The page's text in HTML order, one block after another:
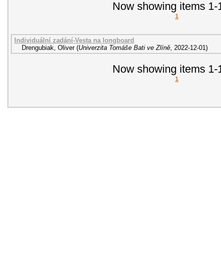
Now showing items 1-
1
Individuální zadání-Vesta na longboard
Drengubiak, Oliver (Univerzita Tomáše Bati ve Zlíně, 2022-12-01)
Now showing items 1-
1